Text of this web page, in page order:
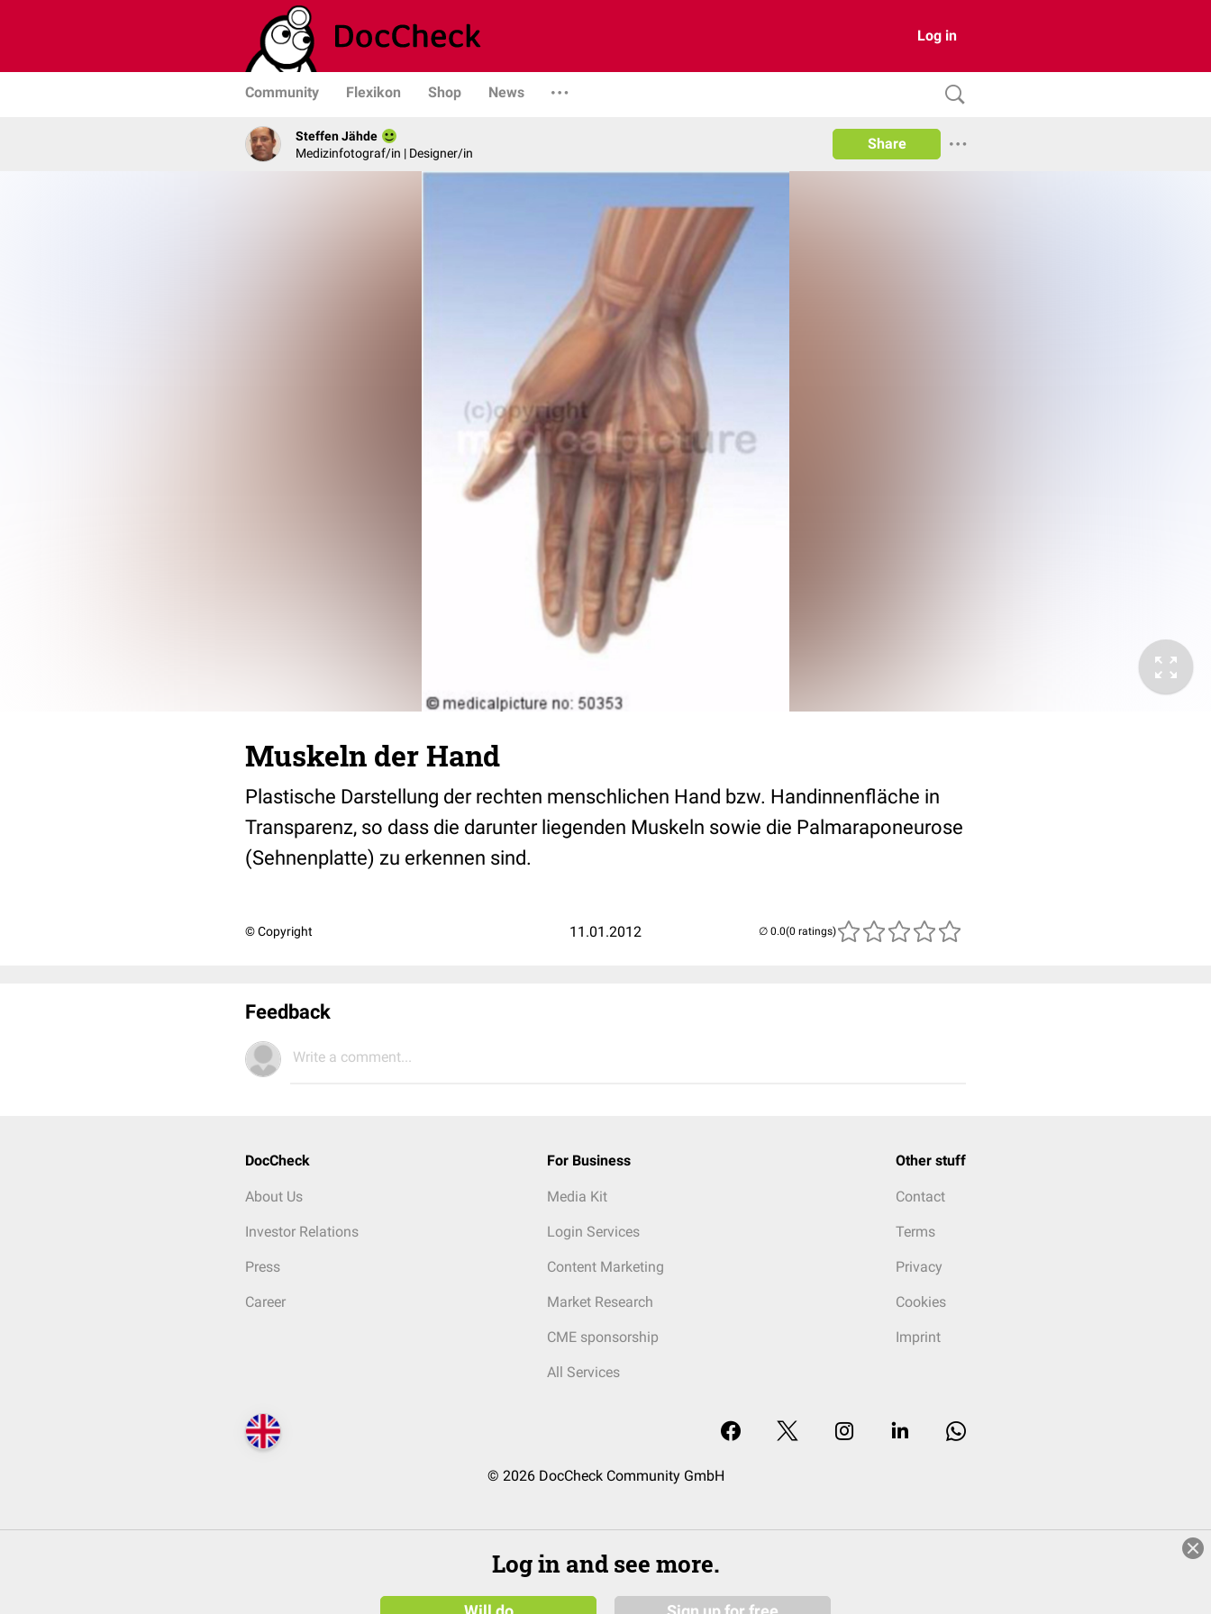
Log in
Community Flexikon Shop News
Steffen Jähde
Medizinfotograf/in | Designer/in
Share
Muskeln der Hand
Plastische Darstellung der rechten menschlichen Hand bzw. Handinnenfläche in
Transparenz, so dass die darunter liegenden Muskeln sowie die Palmaraponeurose
(Sehnenplatte) zu erkennen sind.
© Copyright 11.01.2012 (0 ratings)
Feedback
Write a comment...
DocCheck
About Us
Investor Relations
Press
Career
For Business
Media Kit
Login Services
Content Marketing
Market Research
CME sponsorship
All Services
Other stuff
Contact
Terms
Privacy
Cookies
Imprint
© 2026 DocCheck Community GmbH
Log in and see more.